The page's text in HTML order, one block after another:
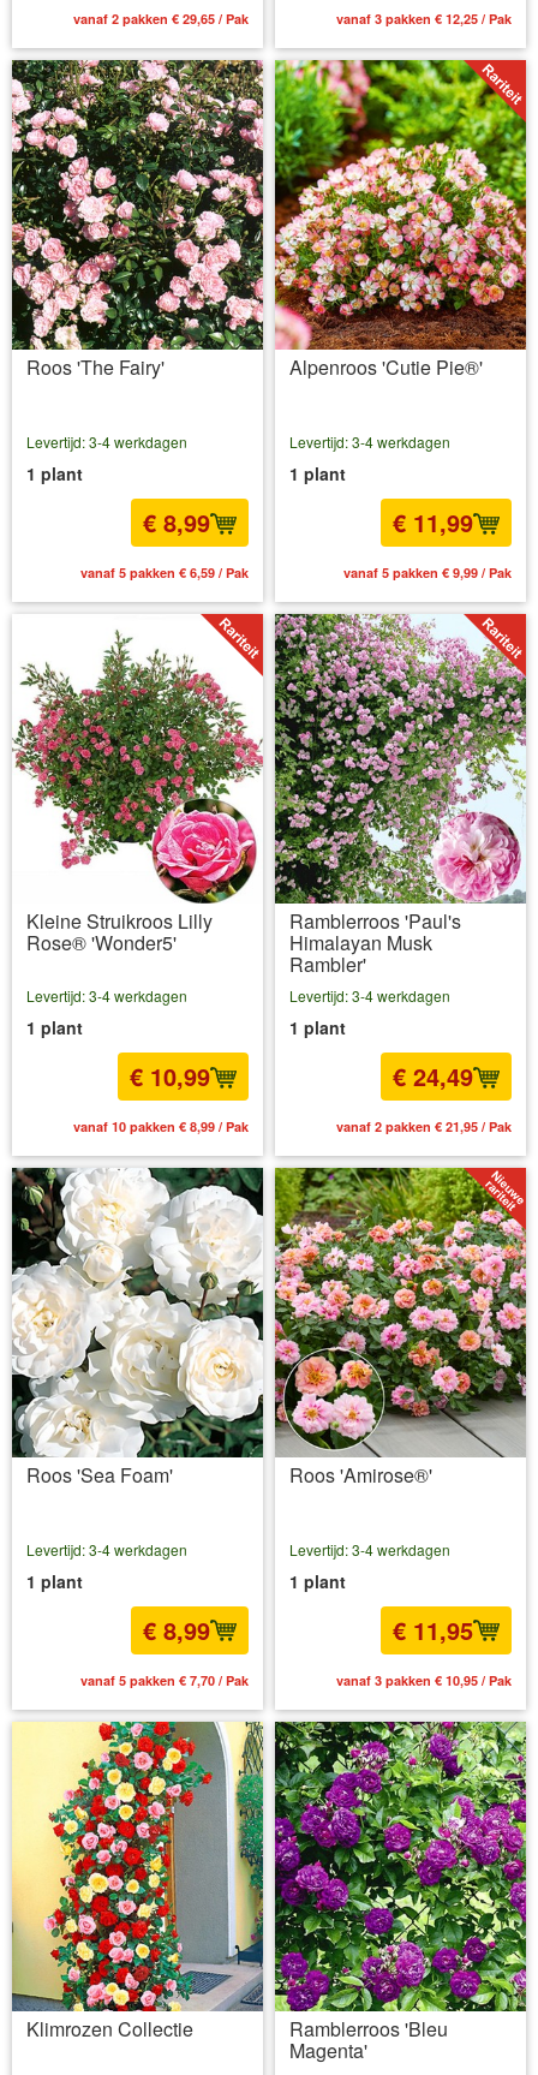
vanaf 2 pakken € 29,65 / Pak vanaf 3 pakken € 12,25 / Pak
Roos 'The Fairy'
Levertijd: 3-4 werkdagen
1 plant
€ 8,99
vanaf 5 pakken € 6,59 / Pak
Alpenroos 'Cutie Pie®'
Levertijd: 3-4 werkdagen
1 plant
€ 11,99
vanaf 5 pakken € 9,99 / Pak
Kleine Struikroos Lilly
Rose® 'Wonder5'
Levertijd: 3-4 werkdagen
1 plant
€ 10,99
vanaf 10 pakken € 8,99 / Pak
Ramblerroos 'Paul's
Himalayan Musk
Rambler'
Levertijd: 3-4 werkdagen
1 plant
€ 24,49
vanaf 2 pakken € 21,95 / Pak
Roos 'Sea Foam'
Levertijd: 3-4 werkdagen
1 plant
€ 8,99
vanaf 5 pakken € 7,70 / Pak
Roos 'Amirose®'
Levertijd: 3-4 werkdagen
1 plant
€ 11,95
vanaf 3 pakken € 10,95 / Pak
Klimrozen Collectie Ramblerroos 'Bleu
Magenta'